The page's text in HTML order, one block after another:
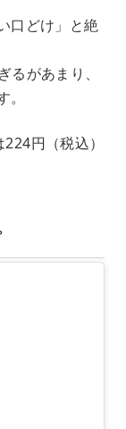
口どけ」と絶
るがあまり、
円（税込）